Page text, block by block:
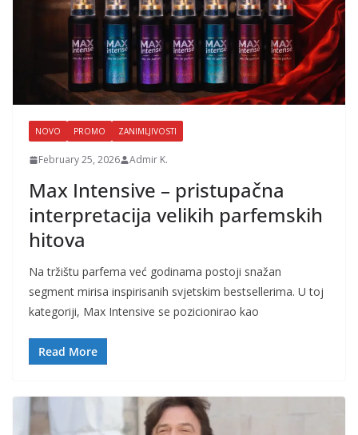
NOVO PROMO ZANIMLJIVOSTI
February 25, 2026 Admir K.
Max Intensive – pristupačna
interpretacija velikih parfemskih
hitova
Na tržištu parfema već godinama postoji snažan
segment mirisa inspirisanih svjetskim bestsellerima. U toj
kategoriji, Max Intensive se pozicionirao kao
Read More